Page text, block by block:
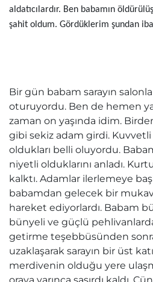
aldatıcılardır. Ben babamın
şahit oldum. Gördüklerim şundan
Bir gün babam sarayın
oturuyordu. Ben de hemen
zaman on yaşında idim.
gibi sekiz adam girdi.
oldukları belli oluyordu.
niyetli olduklarını anladı.
kalktı. Adamlar ilerlemeye
babamdan gelecek bir
hareket ediyorlardı. Babam
bünyeli ve güçlü
getirme teşebbüsünden
uzaklaşarak sarayın bir üst
merdivenin olduğu yere